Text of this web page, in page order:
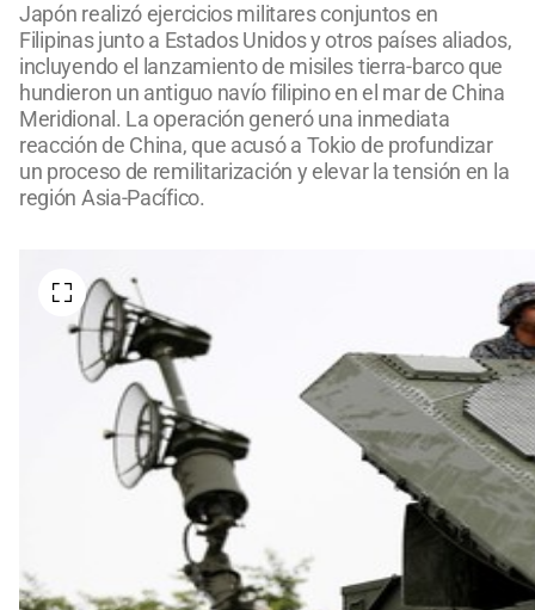
Japón realizó ejercicios militares conjuntos en
Filipinas junto a Estados Unidos y otros países aliados,
incluyendo el lanzamiento de misiles tierra-barco que
hundieron un antiguo navío filipino en el mar de China
Meridional. La operación generó una inmediata
reacción de China, que acusó a Tokio de profundizar
un proceso de remilitarización y elevar la tensión en la
región Asia-Pacífico.